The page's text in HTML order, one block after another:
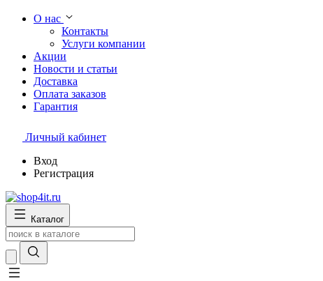
О нас
Контакты
Услуги компании
Акции
Новости и статьи
Доставка
Оплата заказов
Гарантия
Личный кабинет
Вход
Регистрация
Каталог